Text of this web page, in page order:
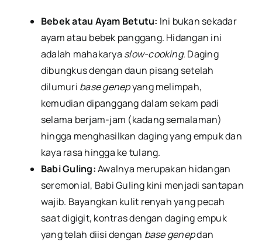
Bebek atau Ayam Betutu: Ini bukan sekadar
ayam atau bebek panggang. Hidangan ini
adalah mahakarya slow-cooking. Daging
dibungkus dengan daun pisang setelah
dilumuri base genepyang melimpah,
kemudian dipanggang dalam sekam padi
selama berjam-jam (kadang semalaman)
hingga menghasilkan daging yang empuk dan
kaya rasa hingga ke tulang.
Babi Guling:Awalnya merupakan hidangan
seremonial, Babi Guling kini menjadi santapan
wajib. Bayangkan kulit renyah yang pecah
saat digigit, kontras dengan daging empuk
yang telah diisi dengan base genepdan